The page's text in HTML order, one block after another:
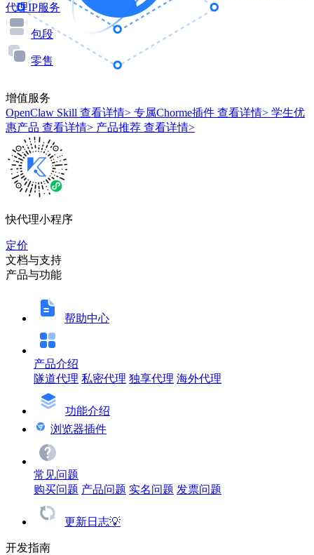
代理IP服务
包段
零售
增值服务
OpenClaw Skill 查看详情> 专属Chorme插件 查看详情> 学生优
惠产品 查看详情> 产品推荐 查看详情>
快代理小程序
定价
文档与支持
产品与功能
帮助中心
产品介绍
隧道代理 私密代理 独享代理 海外代理
功能介绍
浏览器插件
常见问题
购买问题 产品问题 实名问题 发票问题
更新日志💡
开发指南